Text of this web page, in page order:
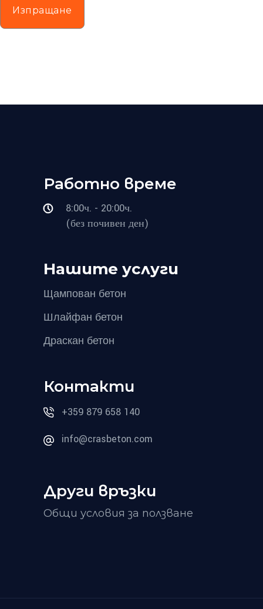
Работно време
8:00ч. - 20:00ч.
(без почивен ден)
Нашите услуги
Щампован бетон
Шлайфан бетон
Драскан бетон
Контакти
+359 879 658 140
info@crasbeton.com
Други връзки
Общи условия за ползване